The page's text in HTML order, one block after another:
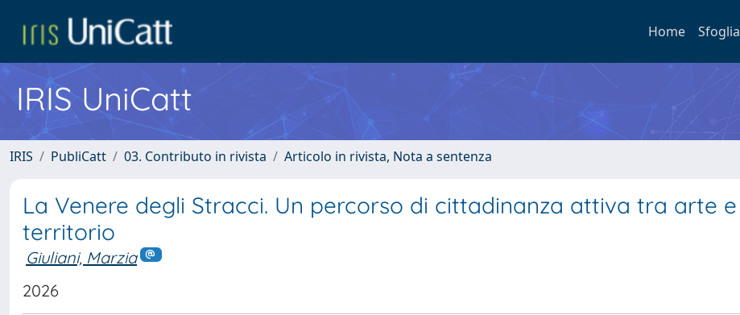
Home Sfoglia
IRIS UniCatt
IRIS PubliCatt 03. Contributo in rivista Articolo in rivista, Nota a sentenza
La Venere degli Stracci. Un percorso di cittadinanza attiva tra arte e
territorio
Giuliani, Marzia
2026